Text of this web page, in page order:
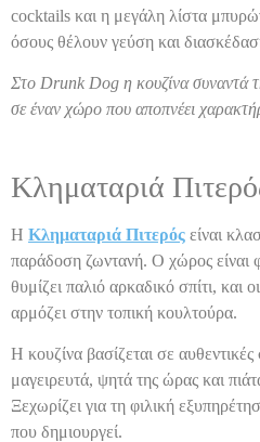
cocktails και η μεγάλη λίστα
όσους θέλουν γεύση και
Στο Drunk Dog η κουζίνα συναντά
σε έναν χώρο που αποπνέει
Κληματαριά
Η Κληματαριά Πιτερός είναι
παράδοση ζωντανή. Ο χώρος είναι
θυμίζει παλιό αρκαδικό σπίτι, και
αρμόζει στην τοπική κουλτούρα.
Η κουζίνα βασίζεται σε αυθεντικές
μαγειρευτά, ψητά της ώρας και
Ξεχωρίζει για τη φιλική
που δημιουργεί.